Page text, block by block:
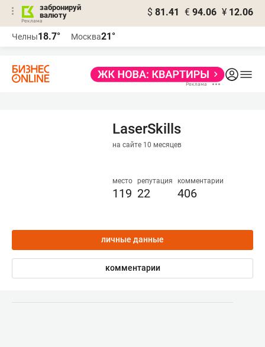
забронируй
валюту
$ 81.41 € 94.06 ¥ 12.06
Челны18.7° Москва21°
LaserSkills
на сайте 10 месяцев
место
119
репутация
22
комментарии
406
личные данные
комментарии